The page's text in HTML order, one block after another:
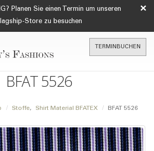
Planen Sie einen Termin um unseren
Store zu besuchen
×
TERMINBUCHEN
BFAT 5526
Stoffe, Shirt Material BFATEX BFAT 5526